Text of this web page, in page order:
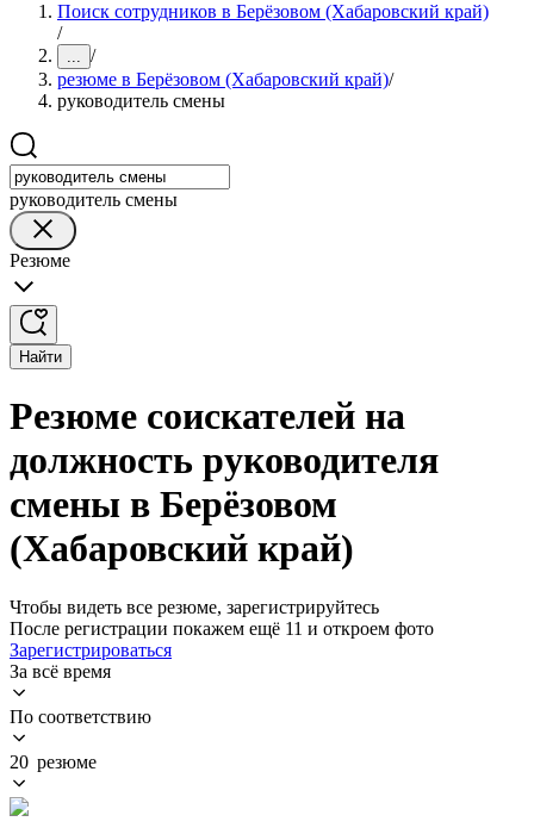
Поиск сотрудников в Берёзовом (Хабаровский край)
/
... /
резюме в Берёзовом (Хабаровский край)/
руководитель смены
руководитель смены
Резюме
Найти
Резюме соискателей на
должность руководителя
смены в Берёзовом
(Хабаровский край)
Чтобы видеть все резюме, зарегистрируйтесь
После регистрации покажем ещё 11 и откроем фото
Зарегистрироваться
За всё время
По соответствию
20 резюме